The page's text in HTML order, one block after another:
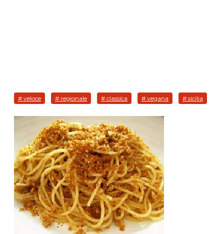
# veloce # regionale # classica # vegana # sicilia